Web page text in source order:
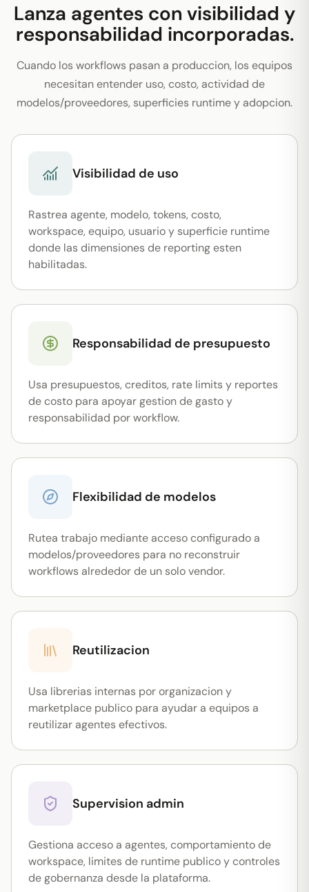
Lanza agentes con visibilidad y
responsabilidad incorporadas.
Cuando los workflows pasan a produccion, los equipos
necesitan entender uso, costo, actividad de
modelos/proveedores, superficies runtime y adopcion.
Visibilidad de uso
Rastrea agente, modelo, tokens, costo,
workspace, equipo, usuario y superficie runtime
donde las dimensiones de reporting esten
habilitadas.
Responsabilidad de presupuesto
Usa presupuestos, creditos, rate limits y reportes
de costo para apoyar gestion de gasto y
responsabilidad por workflow.
Flexibilidad de modelos
Rutea trabajo mediante acceso configurado a
modelos/proveedores para no reconstruir
workflows alrededor de un solo vendor.
Reutilizacion
Usa librerias internas por organizacion y
marketplace publico para ayudar a equipos a
reutilizar agentes efectivos.
Supervision admin
Gestiona acceso a agentes, comportamiento de
workspace, limites de runtime publico y controles
de gobernanza desde la plataforma.